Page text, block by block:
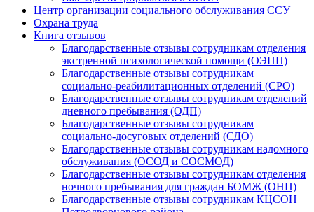
Центр организации социального обслуживания ССУ
Охрана труда
Книга отзывов
Благодарственные отзывы сотрудникам отделения
экстренной психологической помощи (ОЭПП)
Благодарственные отзывы сотрудникам
социально-реабилитационных отделений (СРО)
Благодарственные отзывы сотрудникам отделений
дневного пребывания (ОДП)
Благодарственные отзывы сотрудникам
социально-досуговых отделений (СДО)
Благодарственные отзывы сотрудникам надомного
обслуживания (ОСОД и СОСМОД)
Благодарственные отзывы сотрудникам отделения
ночного пребывания для граждан БОМЖ (ОНП)
Благодарственные отзывы сотрудникам КЦСОН